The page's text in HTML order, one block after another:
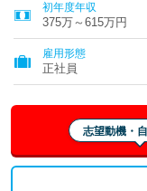
初年度年収
375万～615万円
雇用形態
正社員
志望動機・